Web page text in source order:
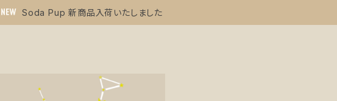
Soda Pup 新商品入荷いたしました